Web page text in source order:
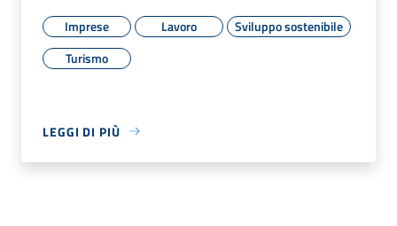
Imprese Lavoro
Sviluppo sostenibile
Turismo
LEGGI DI PIÙ